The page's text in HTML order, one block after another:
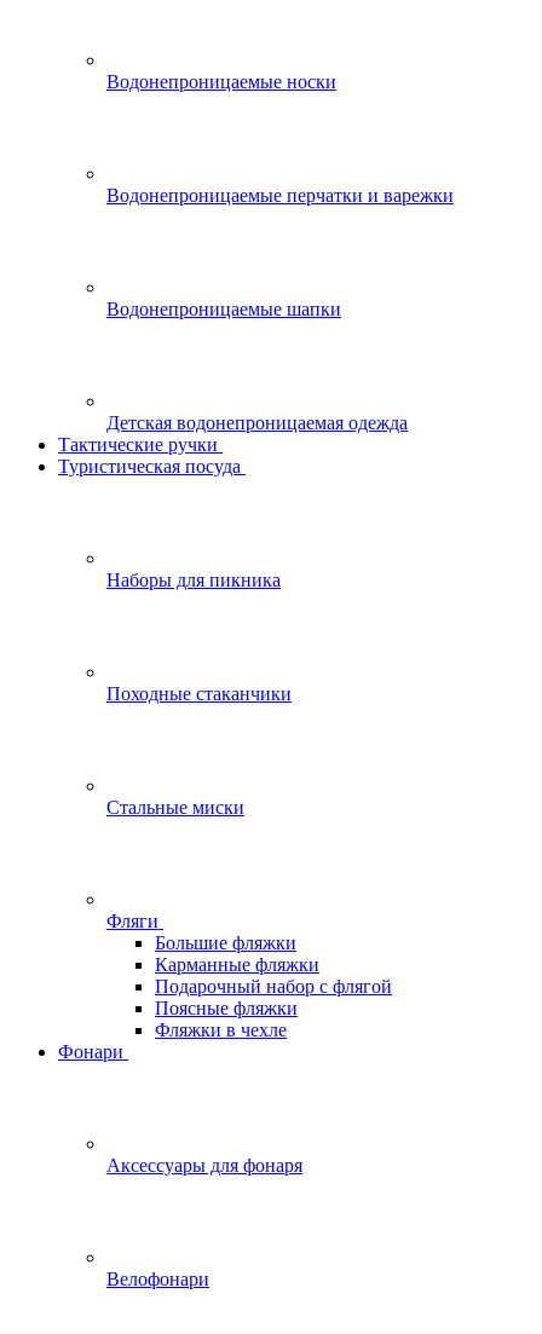
Водонепроницаемые носки
Водонепроницаемые перчатки и варежки
Водонепроницаемые шапки
Детская водонепроницаемая одежда
Тактические ручки
Туристическая посуда
Наборы для пикника
Походные стаканчики
Стальные миски
Фляги
Большие фляжки
Карманные фляжки
Подарочный набор с флягой
Поясные фляжки
Фляжки в чехле
Фонари
Аксессуары для фонаря
Велофонари